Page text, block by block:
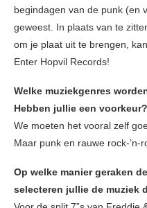
begindagen van de punk (en
geweest. In plaats van te
om je plaat uit te brengen,
Enter Hopvil Records!
Welke muziekgenres
Hebben jullie een voorkeur?
We moeten het vooral zelf
Maar punk en rauwe rock-’n-
Op welke manier geraken
selecteren jullie de muziek